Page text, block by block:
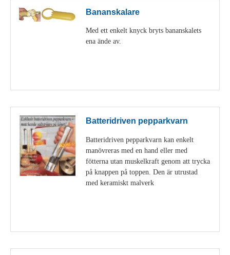
Bananskalare
Med ett enkelt knyck bryts bananskalets
ena ände av.
Batteridriven pepparkvarn
Batteridriven pepparkvarn kan enkelt
manövreras med en hand eller med
fötterna utan muskelkraft genom att trycka
på knappen på toppen. Den är utrustad
med keramiskt malverk